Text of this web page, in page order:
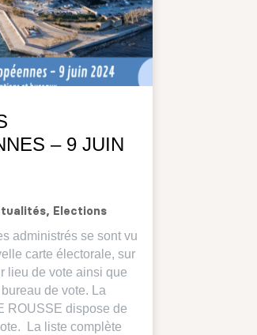
– 9 JUIN
, Elections
administrés se sont vu
carte électorale, sur
lieu de vote ainsi que
de vote. La
ROUSSE dispose de
La liste complète